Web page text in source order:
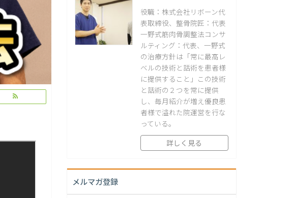
役職：株式会社リボーン代
表取締役、整骨院匠：代表
一野式筋肉骨調整法コンサ
ルティング：代表、一野式
の治療方針は「常に最高レ
ベルの技術と話術を患者様
に提供すること」この技術
と話術の２つを常に提供
し、毎月紹介が増え優良患
者様で溢れた院運営を行な
っている。
詳しく見る
メルマガ登録